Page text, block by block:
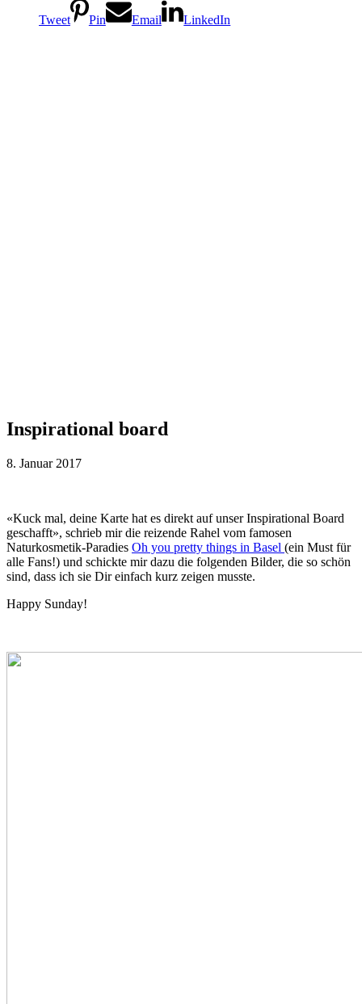
Tweet Pin Email LinkedIn
Inspirational board
8. Januar 2017
«Kuck mal, deine Karte hat es direkt auf unser Inspirational Board
geschafft», schrieb mir die reizende Rahel vom famosen
Naturkosmetik-Paradies Oh you pretty things in Basel (ein Must für
alle Fans!) und schickte mir dazu die folgenden Bilder, die so schön
sind, dass ich sie Dir einfach kurz zeigen musste.
Happy Sunday!